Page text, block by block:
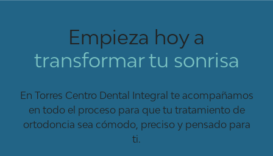
Empieza hoy a
transformar tu sonrisa
En Torres Centro Dental Integral te acompañamos
en todo el proceso para que tu tratamiento de
ortodoncia sea cómodo, preciso y pensado para
ti.